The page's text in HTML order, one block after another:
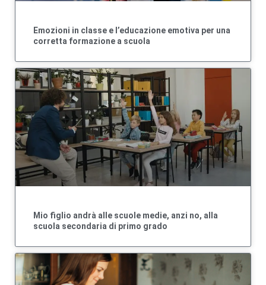
Emozioni in classe e l’educazione emotiva per una
corretta formazione a scuola
Mio figlio andrà alle scuole medie, anzi no, alla
scuola secondaria di primo grado